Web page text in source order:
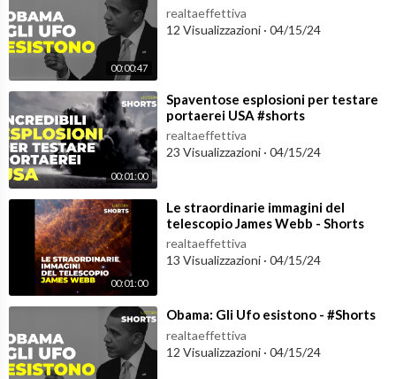
00:00:47
realtaeffettiva
12 Visualizzazioni · 04/15/24
00:01:00
⁣Spaventose esplosioni per testare
portaerei USA #shorts
realtaeffettiva
23 Visualizzazioni · 04/15/24
00:01:00
⁣Le straordinarie immagini del
telescopio James Webb - Shorts
realtaeffettiva
13 Visualizzazioni · 04/15/24
⁣Obama: Gli Ufo esistono - #Shorts
realtaeffettiva
12 Visualizzazioni · 04/15/24